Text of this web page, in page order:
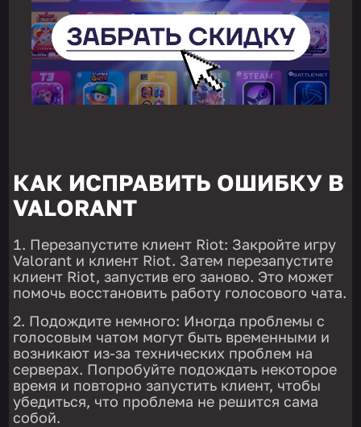
КАК ИСПРАВИТЬ ОШИБКУ В
VALORANT
Перезапустите клиент Riot: Закройте игру
Valorant и клиент Riot. Затем перезапустите
клиент Riot, запустив его заново. Это может
помочь восстановить работу голосового чата.
Подождите немного: Иногда проблемы с
голосовым чатом могут быть временными и
возникают из-за технических проблем на
серверах. Попробуйте подождать некоторое
время и повторно запустить клиент, чтобы
убедиться, что проблема не решится сама
собой.